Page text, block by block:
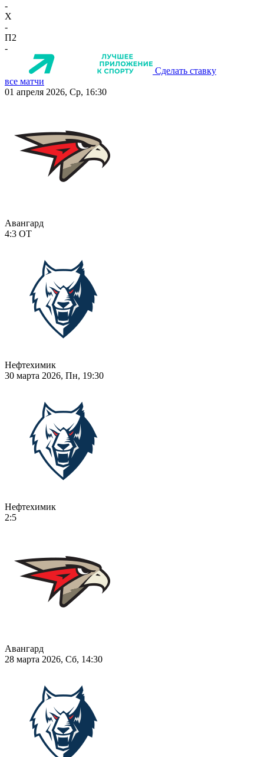
-
X
-
П2
-
Сделать ставку
все матчи
01 апреля 2026, Ср, 16:30
Авангард
4:3 ОТ
Нефтехимик
30 марта 2026, Пн, 19:30
Нефтехимик
2:5
Авангард
28 марта 2026, Сб, 14:30